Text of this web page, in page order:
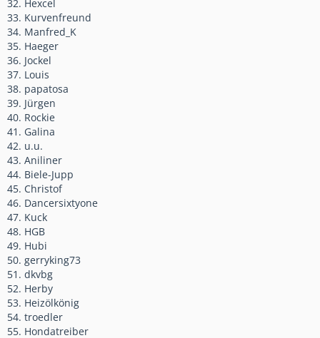
32. Hexcel
33. Kurvenfreund
34. Manfred_K
35. Haeger
36. Jockel
37. Louis
38. papatosa
39. Jürgen
40. Rockie
41. Galina
42. u.u.
43. Aniliner
44. Biele-Jupp
45. Christof
46. Dancersixtyone
47. Kuck
48. HGB
49. Hubi
50. gerryking73
51. dkvbg
52. Herby
53. Heizölkönig
54. troedler
55. Hondatreiber